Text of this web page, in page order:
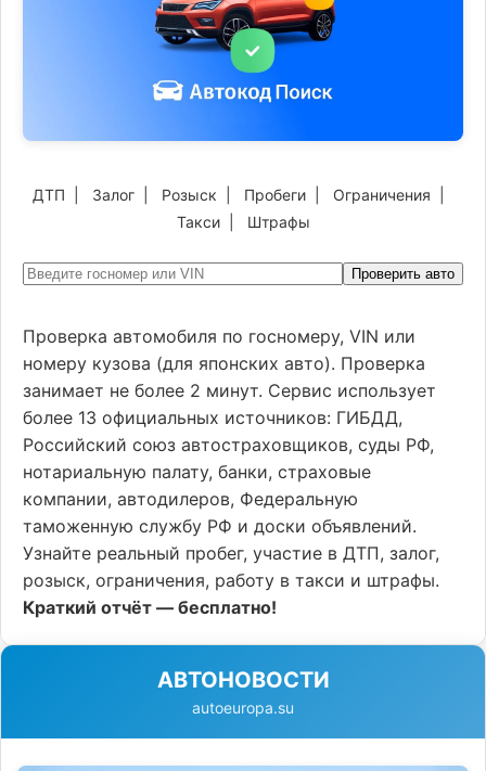
ДТП Залог Розыск Пробеги Ограничения
Такси| Штрафы
Проверить авто
Проверка автомобиля по госномеру, VIN или
номеру кузова (для японских авто). Проверка
занимает не более 2 минут. Сервис использует
более 13 официальных источников: ГИБДД,
Российский союз автостраховщиков, суды РФ,
нотариальную палату, банки, страховые
компании, автодилеров, Федеральную
таможенную службу РФ и доски объявлений.
Узнайте реальный пробег, участие в ДТП, залог,
розыск, ограничения, работу в такси и штрафы.
Краткий отчёт — бесплатно!
АВТОНОВОСТИ
autoeuropa.su